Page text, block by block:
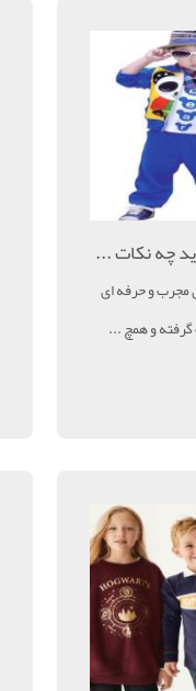
چه نکات ...
مجرب و حرفه ای
گرفته و همچ ...